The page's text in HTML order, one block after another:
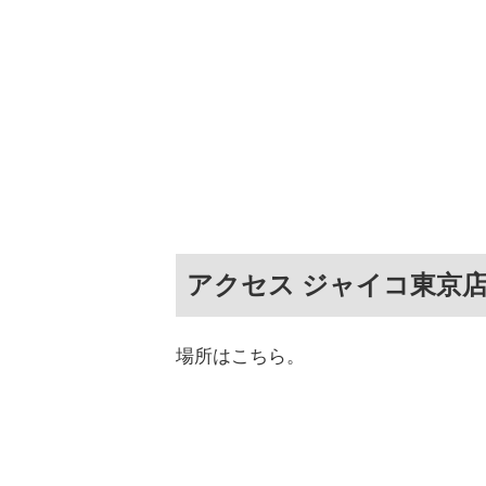
アクセス ジャイコ東京
場所はこちら。